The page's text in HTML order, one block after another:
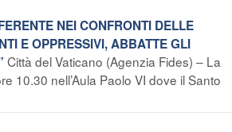
NEI CONFRONTI DELLE
E OPPRESSIVI, ABBATTE GLI
Città del Vaticano (Agenzia Fides) – La
10.30 nell’Aula Paolo VI dove il Santo